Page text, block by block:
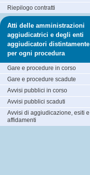
Riepilogo contratti
Atti delle amministrazioni
aggiudicatrici e degli enti
aggiudicatori distintamente
per ogni procedura
Gare e procedure in corso
Gare e procedure scadute
Avvisi pubblici in corso
Avvisi pubblici scaduti
Avvisi di aggiudicazione, esiti e
affidamenti